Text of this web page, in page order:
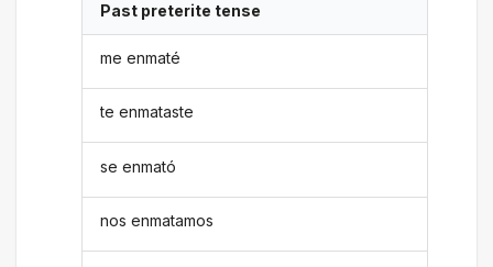
Past preterite tense
me enmaté
te enmataste
se enmató
nos enmatamos